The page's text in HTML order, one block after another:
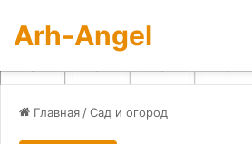
Arh-Angel
Главная /Сад и огород